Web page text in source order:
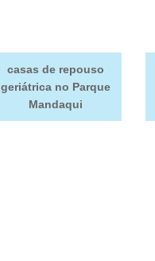
casas de repouso
geriátrica no Parque
Mandaqui